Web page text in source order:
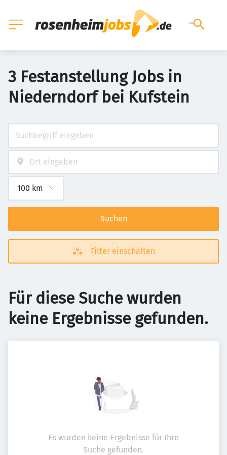
3 Festanstellung Jobs in
Niederndorf bei Kufstein
Suchen
Filter einschalten
Für diese Suche wurden
keine Ergebnisse gefunden.
Es wurden keine Ergebnisse für Ihre
Suche gefunden.